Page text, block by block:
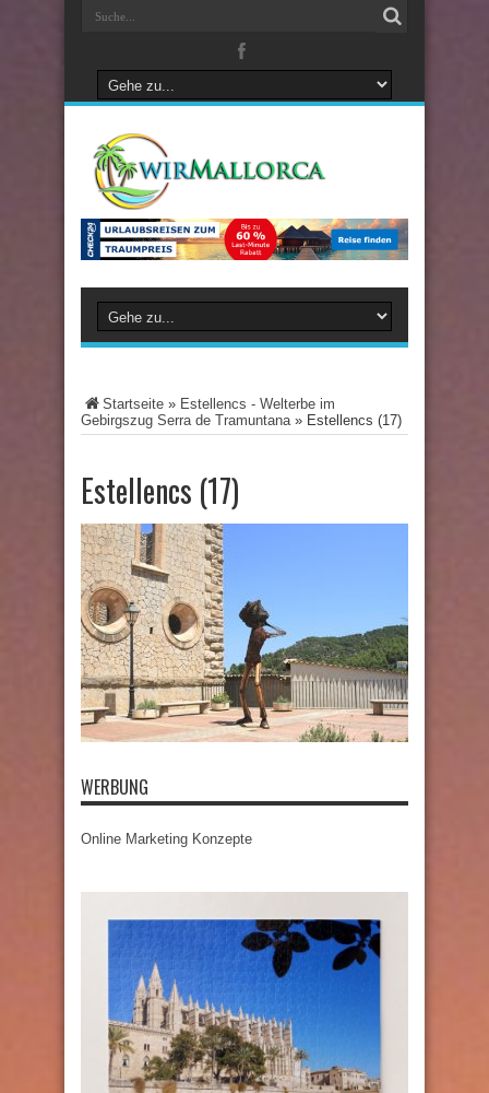
Startseite » Estellencs - Welterbe im
Gebirgszug Serra de Tramuntana» Estellencs (17)
Estellencs (17)
WERBUNG
Online Marketing Konzepte